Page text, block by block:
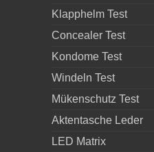
Klapphelm Test
Concealer Test
Kondome Test
Windeln Test
Mükenschutz Test
Aktentasche Leder
LED Matrix